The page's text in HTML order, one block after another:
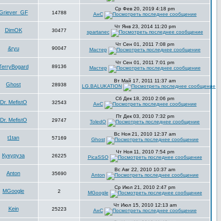
14788
Ср Фев 20, 2019 4:18 pm
АнС
DimOK 30477
Чт Янв 23, 2014 11:20 pm
spartanec
&ryu 90047
Чт Сен 01, 2011 7:08 pm
Мастер
89136
Чт Сен 01, 2011 7:01 pm
Мастер
Ghost 28938
Вт Май 17, 2011 11:37 am
LG.BALUKATION
Dr. MefistO 32543
Сб Дек 18, 2010 2:06 pm
АнС
Dr. MefistO 29747
Пт Дек 03, 2010 7:32 pm
ToledO
t1tan 57169
Вс Ноя 21, 2010 12:37 am
Ghost
Кукуруза 26225
Чт Ноя 11, 2010 7:54 pm
PicaSSO
Anton 35690
Вс Авг 22, 2010 10:37 am
Anton
MGoogle 2
Ср Июл 21, 2010 2:47 pm
MGoogle
Kein 25223
Чт Июл 15, 2010 12:13 am
АнС